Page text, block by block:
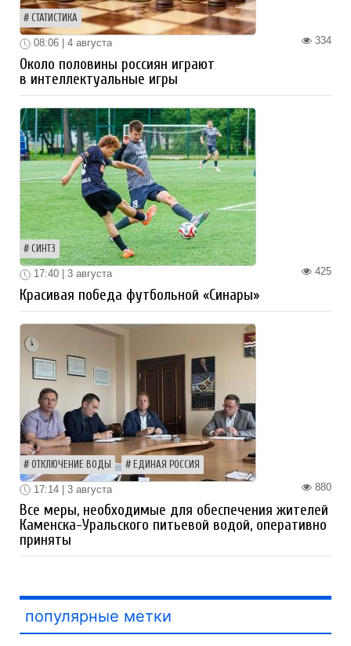
СТАТИСТИКА
334
08:06 | 4 августа
Около половины россиян играют
в интеллектуальные игры
СИНТЗ
425
17:40 | 3 августа
Красивая победа футбольной «Синары»
ОТКЛЮЧЕНИЕ ВОДЫ ЕДИНАЯ РОССИЯ
880
17:14 | 3 августа
Все меры, необходимые для обеспечения жителей
Каменска-Уральского питьевой водой, оперативно
приняты
популярные метки